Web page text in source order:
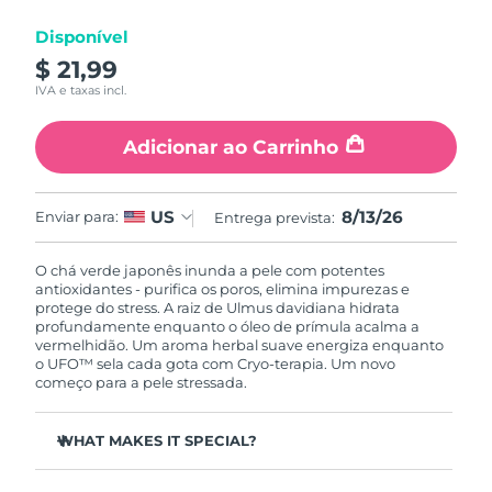
Disponível
$ 21,99
IVA e taxas incl.
Adicionar ao Carrinho
Enviar para: US Entrega prevista: 8/13/26
O chá verde japonês inunda a pele com potentes
antioxidantes - purifica os poros, elimina impurezas e
protege do stress. A raiz de Ulmus davidiana hidrata
profundamente enquanto o óleo de prímula acalma a
vermelhidão. Um aroma herbal suave energiza enquanto
o UFO™ sela cada gota com Cryo-terapia. Um novo
começo para a pele stressada.
WHAT MAKES IT SPECIAL?
Macau, RAE da
China
Malásia Entrega prevista 8/15/26
Malta Entrega prevista8/12/26
Mônaco Entrega prevista
Países Baixos Entrega prevista8/12/26
Nova Zelândia